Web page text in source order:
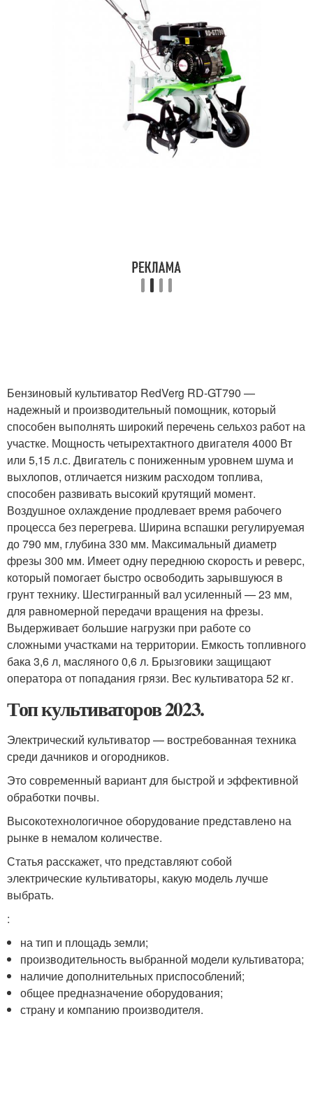
Бензиновый культиватор RedVerg RD-GT790 —
надежный и производительный помощник, который
способен выполнять широкий перечень сельхоз работ на
участке. Мощность четырехтактного двигателя 4000 Вт
или 5,15 л.с. Двигатель с пониженным уровнем шума и
выхлопов, отличается низким расходом топлива,
способен развивать высокий крутящий момент.
Воздушное охлаждение продлевает время рабочего
процесса без перегрева. Ширина вспашки регулируемая
до 790 мм, глубина 330 мм. Максимальный диаметр
фрезы 300 мм. Имеет одну переднюю скорость и реверс,
который помогает быстро освободить зарывшуюся в
грунт технику. Шестигранный вал усиленный — 23 мм,
для равномерной передачи вращения на фрезы.
Выдерживает большие нагрузки при работе со
сложными участками на территории. Емкость топливного
бака 3,6 л, масляного 0,6 л. Брызговики защищают
оператора от попадания грязи. Вес культиватора 52 кг.
Топ культиваторов 2023.
Электрический культиватор — востребованная техника
среди дачников и огородников.
Это современный вариант для быстрой и эффективной
обработки почвы.
Высокотехнологичное оборудование представлено на
рынке в немалом количестве.
Статья расскажет, что представляют собой
электрические культиваторы, какую модель лучше
выбрать.
:
на тип и площадь земли;
производительность выбранной модели культиватора;
наличие дополнительных приспособлений;
общее предназначение оборудования;
страну и компанию производителя.